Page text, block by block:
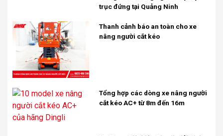
trục đứng tại Quảng Ninh
Thanh cảnh báo an toàn cho xe
nâng người cắt kéo
Tổng hợp các dòng xe nâng người
cắt kéo AC+ từ 8m đến 16m